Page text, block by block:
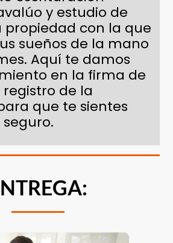
y estudio de
propiedad con la que
sueños de la mano
Aquí te damos
en la firma de
de la
que te sientes